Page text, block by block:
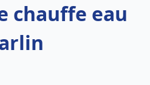
chauffe eau